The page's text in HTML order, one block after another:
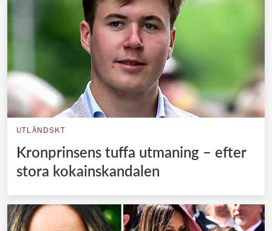
UTLÄNDSKT
Kronprinsens tuffa utmaning – efter
stora kokainskandalen